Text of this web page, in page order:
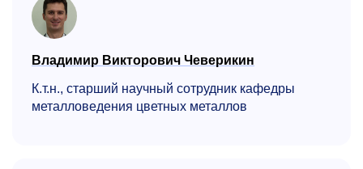
Владимир Викторович Чеверикин
К.т.н., старший научный сотрудник кафедры
металловедения цветных металлов